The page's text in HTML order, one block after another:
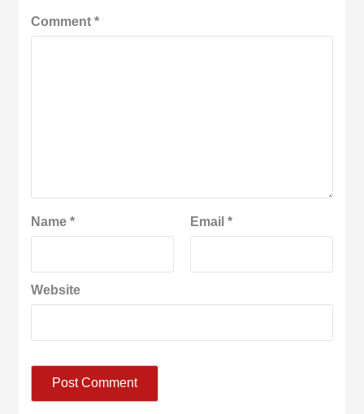
Comment*
Name* Email *
Website